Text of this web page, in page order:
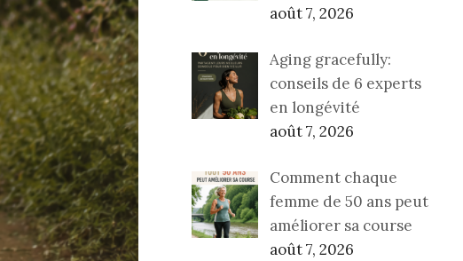
août 7, 2026
Aging gracefully:
conseils de 6 experts
en longévité
août 7, 2026
Comment chaque
femme de 50 ans peut
améliorer sa course
août 7, 2026